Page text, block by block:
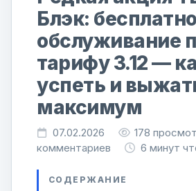
Блэк:
обслуживание
тарифу 3.12 —
успеть и
максимум
07.02.2026 178
комментариев
6 минут
СОДЕРЖАНИЕ